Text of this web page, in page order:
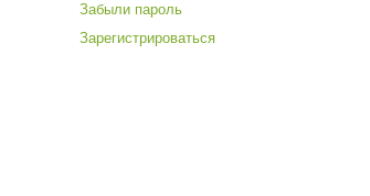
Забыли пароль
Зарегистрироваться